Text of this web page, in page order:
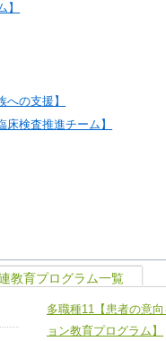
の支援】
検査推進チーム】
ユニット４ 専門能力拡
各職種のスキルを拡大
チーム14【苦情・クレ
教育プログラム一覧
多職種11【患者の意
ョン教育プログラム】